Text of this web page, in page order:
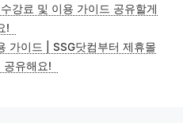
강료 및 이용 가이드 공유할게
!
가이드 | SSG닷컴부터 제휴몰
공유해요!